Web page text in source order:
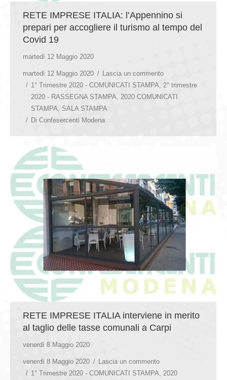
RETE IMPRESE ITALIA: l’Appennino si
prepari per accogliere il turismo al tempo del
Covid 19
martedì 12 Maggio 2020
martedì 12 Maggio 2020
Lascia un commento
1° Trimestre 2020 - COMUNICATI STAMPA, 2° trimestre
2020 - RASSEGNA STAMPA, 2020 COMUNICATI
STAMPA, SALA STAMPA
Di Confesercenti Modena
RETE IMPRESE ITALIA interviene in merito
al taglio delle tasse comunali a Carpi
venerdì 8 Maggio 2020
venerdì 8 Maggio 2020
Lascia un commento
1° Trimestre 2020 - COMUNICATI STAMPA
2020